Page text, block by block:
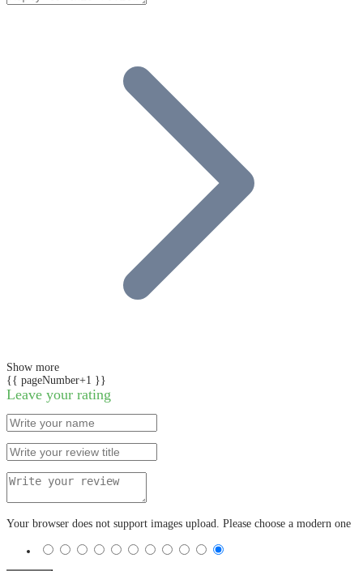
Show more
{{ pageNumber+1 }}
Leave your rating
Your browser does not support images upload. Please choose a modern one